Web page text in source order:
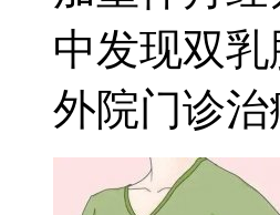
中发现双
外院门诊